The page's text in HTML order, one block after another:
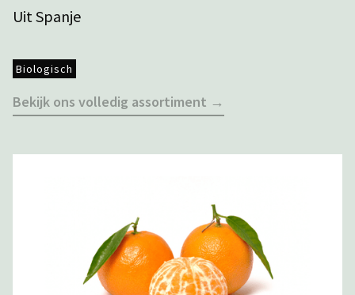
Uit Spanje
Biologisch
Bekijk ons volledig assortiment →